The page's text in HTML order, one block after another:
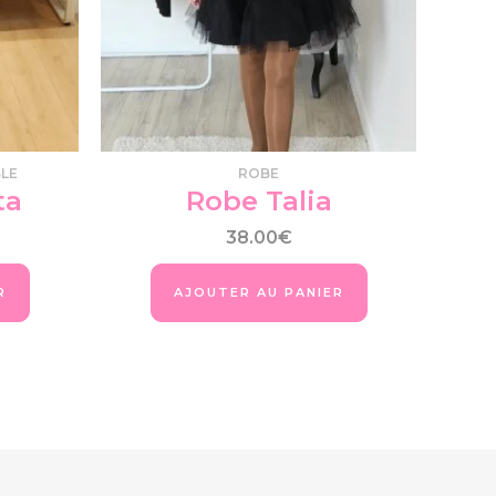
ROBE
Robe Talia
38.00€
AJOUTER AU PANIER
page